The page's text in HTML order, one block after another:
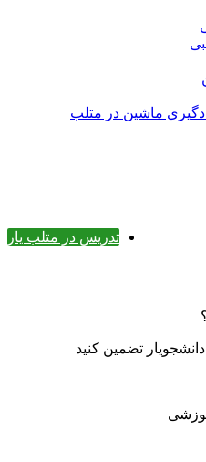
ماشین در متلب
تدریس در متلب یار
تضمین کنید